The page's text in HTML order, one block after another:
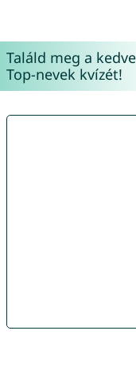
Találd meg a
Top-nevek kvízét!